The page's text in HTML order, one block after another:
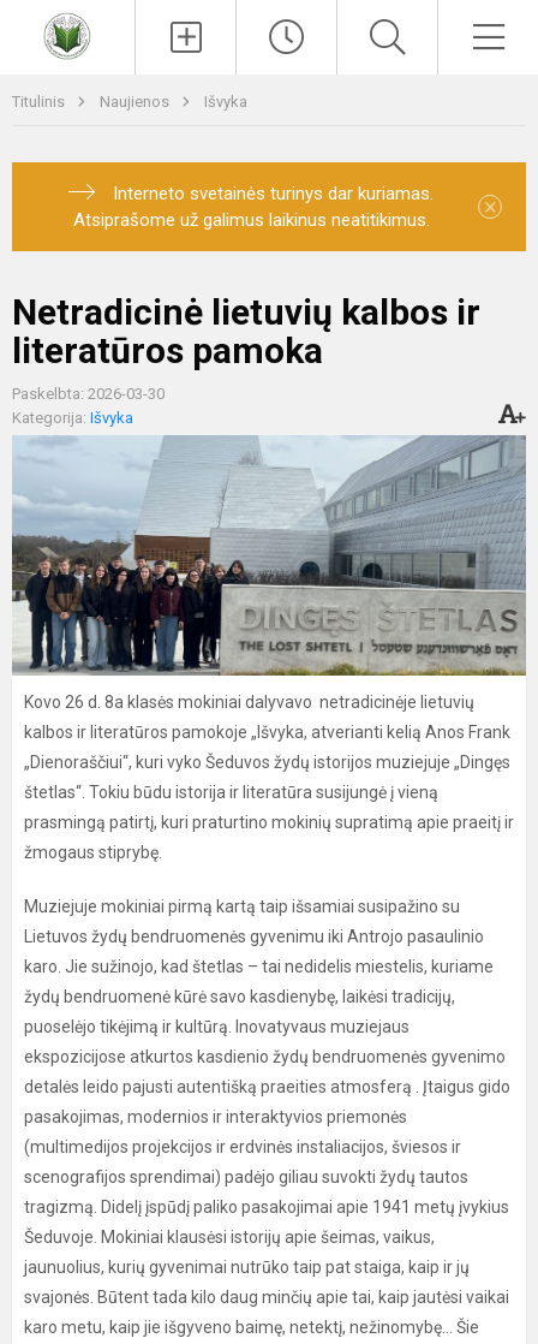
Titulinis Naujienos Išvyka
Interneto svetainės turinys dar kuriamas.
Atsiprašome už galimus laikinus neatitikimus.
×
Netradicinė lietuvių kalbos ir
literatūros pamoka
Paskelbta: 2026-03-30
Kategorija: Išvyka
Kovo 26 d. 8a klasės mokiniai dalyvavo netradicinėje lietuvių
kalbos ir literatūros pamokoje „Išvyka, atverianti kelią Anos Frank
„Dienoraščiui“, kuri vyko Šeduvos žydų istorijos muziejuje „Dingęs
štetlas“. Tokiu būdu istorija ir literatūra susijungė į vieną
prasmingą patirtį, kuri praturtino mokinių supratimą apie praeitį ir
žmogaus stiprybę.
Muziejuje mokiniai pirmą kartą taip išsamiai susipažino su
Lietuvos žydų bendruomenės gyvenimu iki Antrojo pasaulinio
karo. Jie sužinojo, kad štetlas – tai nedidelis miestelis, kuriame
žydų bendruomenė kūrė savo kasdienybę, laikėsi tradicijų,
puoselėjo tikėjimą ir kultūrą. Inovatyvaus muziejaus
ekspozicijose atkurtos kasdienio žydų bendruomenės gyvenimo
detalės leido pajusti autentišką praeities atmosferą . Įtaigus gido
pasakojimas, modernios ir interaktyvios priemonės
(multimedijos projekcijos ir erdvinės instaliacijos, šviesos ir
scenografijos sprendimai) padėjo giliau suvokti žydų tautos
tragizmą. Didelį įspūdį paliko pasakojimai apie 1941 metų įvykius
Šeduvoje. Mokiniai klausėsi istorijų apie šeimas, vaikus,
jaunuolius, kurių gyvenimai nutrūko taip pat staiga, kaip ir jų
svajonės. Būtent tada kilo daug minčių apie tai, kaip jautėsi vaikai
karo metu, kaip jie išgyveno baimę, netektį, nežinomybę... Šie